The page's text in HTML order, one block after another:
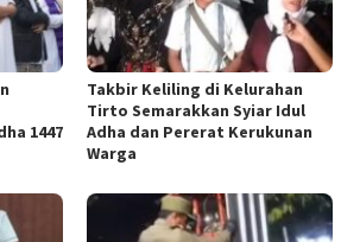
1447
Takbir Keliling di Kelurahan
Tirto Semarakkan Syiar Idul
Adha dan Pererat Kerukunan
Warga